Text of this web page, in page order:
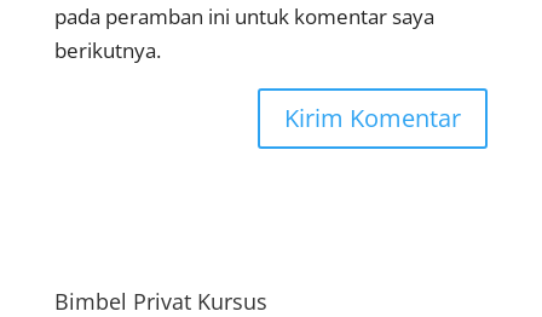
pada peramban ini untuk komentar saya
berikutnya.
Bimbel Privat Kursus